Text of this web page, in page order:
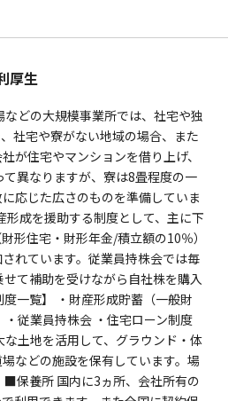
厚生
どの大規模事業所では、社宅や独
社宅や寮がない地域の場合、また
が住宅やマンションを借り上げ、
異なりますが、寮は8畳程度の一
応じた広さのものを準備していま
成を援助する制度として、主に下
形住宅・財形年金/積立額の10％）
れています。従業員持株会では毎
て補助を受けながら自社株を購入
一覧】 ・財産形成貯蓄（一般財
従業員持株会 ・住宅ローン制度
土地を活用して、グラウンド・体
などの施設を保有しています。場
■保養所 国内に3ヵ所、会社所有の